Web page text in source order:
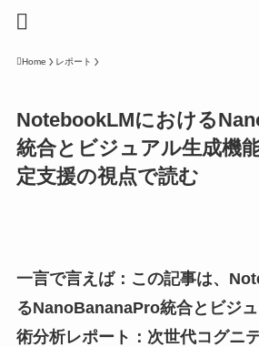
Home レポート
NotebookLMにおける
統合とビジュアル生成機
定支援の視点で読む
一言で言えば：この記事は、
るNanoBananaPro統合とビジ
術分析レポート：次世代コグニ